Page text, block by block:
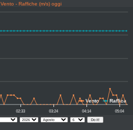
Vento - Raffiche (m/s) oggi